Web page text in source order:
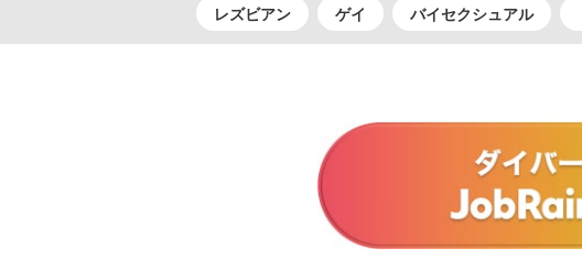
レズビアン ゲイ バイセクシュアル